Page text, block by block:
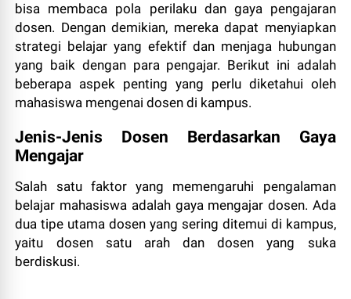
bisa membaca pola perilaku dan gaya pengajaran
dosen. Dengan demikian, mereka dapat menyiapkan
strategi belajar yang efektif dan menjaga hubungan
yang baik dengan para pengajar. Berikut ini adalah
beberapa aspek penting yang perlu diketahui oleh
mahasiswa mengenai dosen di kampus.
Jenis-Jenis Dosen Berdasarkan Gaya
Mengajar
Salah satu faktor yang memengaruhi pengalaman
belajar mahasiswa adalah gaya mengajar dosen. Ada
dua tipe utama dosen yang sering ditemui di kampus,
yaitu dosen satu arah dan dosen yang suka
berdiskusi.